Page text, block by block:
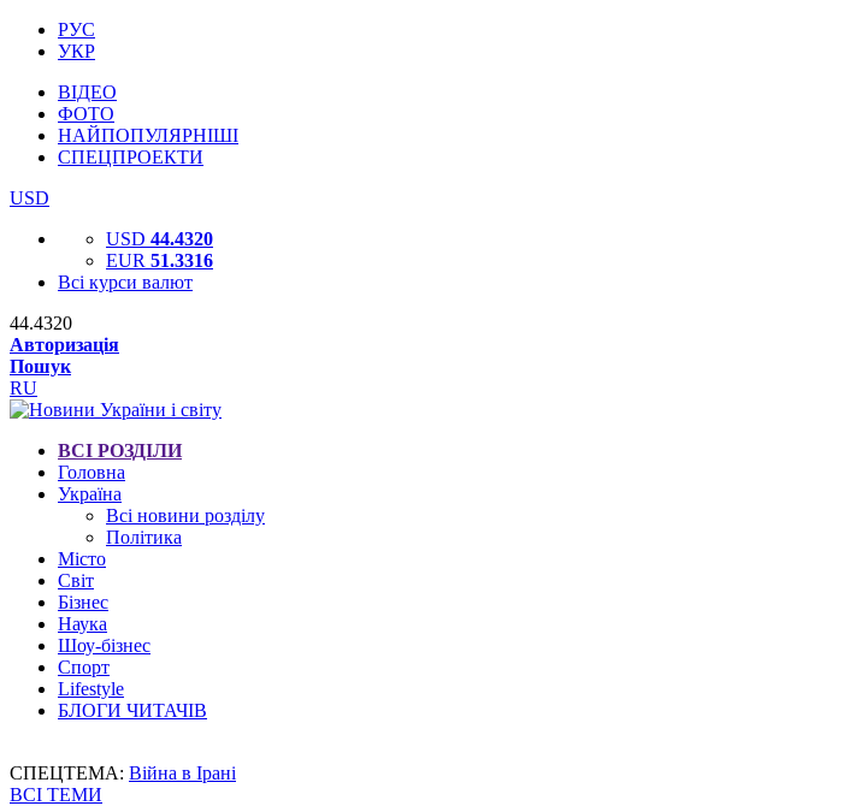
РУС
УКР
ВІДЕО
ФОТО
НАЙПОПУЛЯРНІШІ
СПЕЦПРОЕКТИ
USD
USD 44.4320
EUR 51.3316
Всі курси валют
44.4320
Авторизація
Пошук
RU
ВСІ РОЗДІЛИ
Головна
Україна
Всі новини розділу
Політика
Місто
Світ
Бізнес
Наука
Шоу-бізнес
Спорт
Lifestyle
БЛОГИ ЧИТАЧІВ
СПЕЦТЕМА: Війна в Ірані
ВСІ ТЕМИ